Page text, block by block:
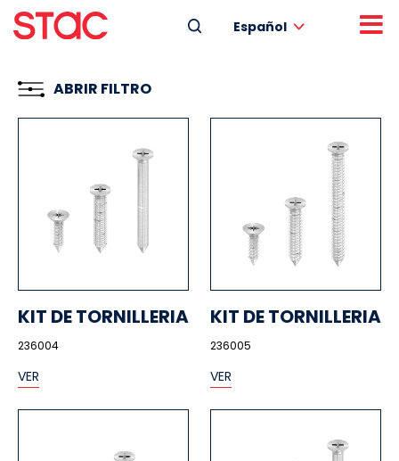
Español
ABRIR FILTRO
KIT DE TORNILLERIA
236004
VER
KIT DE TORNILLERIA
236005
VER